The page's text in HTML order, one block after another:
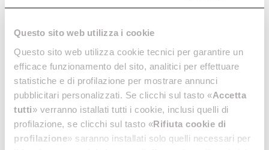
Questo sito web utilizza i cookie
Questo sito web utilizza cookie tecnici per garantire un
efficace funzionamento del sito, analitici per effettuare
statistiche e di profilazione per mostrare annunci
pubblicitari personalizzati. Se clicchi sul tasto «Accetta
tutti» verranno istallati tutti i cookie, inclusi quelli di
profilazione, se clicchi sul tasto «Rifiuta cookie di
profilazione» saranno installati solo quelli necessari per
Elica